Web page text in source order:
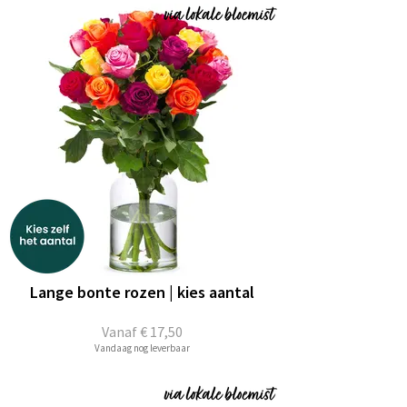
Vanaf€ 17,50
Lange bonte rozen | kies aantal
Vandaag nog leverbaar